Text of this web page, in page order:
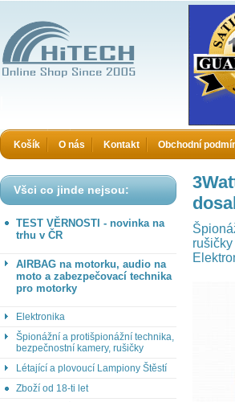
Košík O nás Kontakt Obchodní
Všci co jinde nejsou:
TEST VĚRNOSTI - novinka na
trhu v ČR
AIRBAG na motorku, audio na
moto a zabezpečovací technika
pro motorky
Elektronika
Špionážní a protišpionážní technika,
bezpečnostní kamery, rušičky
Létající a plovoucí Lampiony Štěstí
Zboží od 18-ti let
rušičky